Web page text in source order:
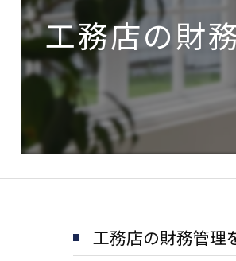
工務店の財
工務店の財務管理